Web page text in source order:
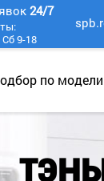
по модели
24/7
9-18